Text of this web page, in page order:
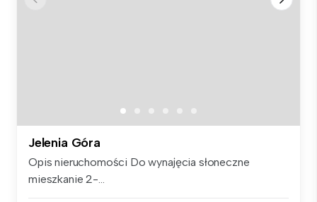
Jelenia Góra
Opis nieruchomości Do wynajęcia słoneczne
mieszkanie 2-...